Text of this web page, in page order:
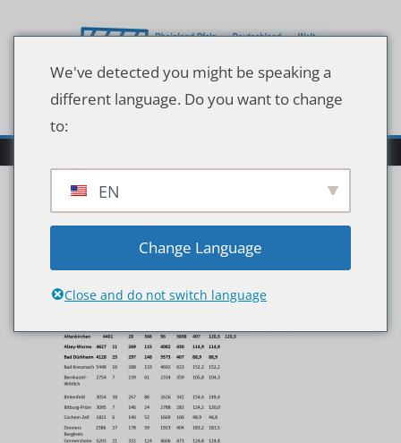
Inhalt
Screenshot (3)
We've detected you might be speaking a
different language. Do you want to change
to:
EN
Change Language
Close and do not switch language